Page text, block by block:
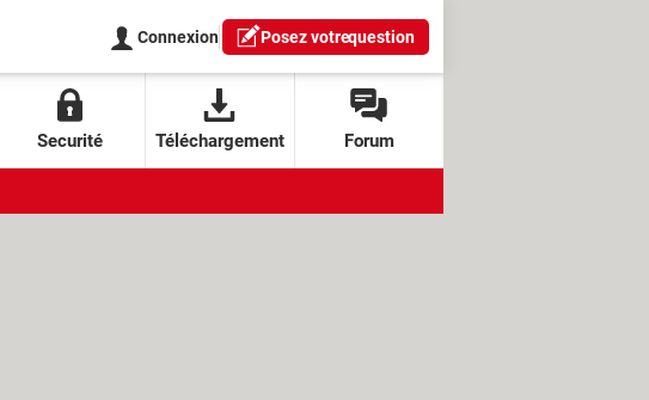
Connexion Posez votrequestion
Securité Téléchargement Forum